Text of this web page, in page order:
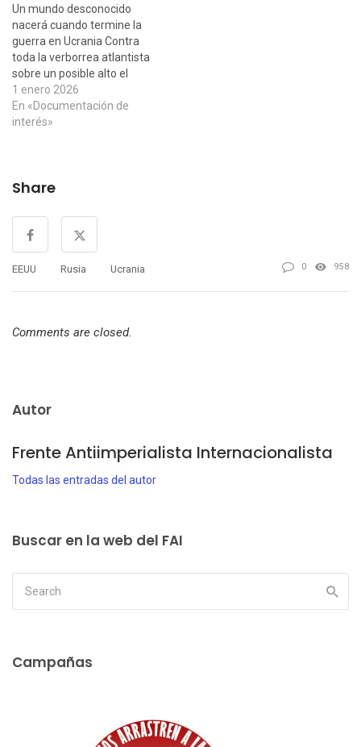
Un mundo desconocido
nacerá cuando termine la
guerra en Ucrania Contra
toda la verborrea atlantista
sobre un posible alto el
fuego auspiciado por
Trump, la realidad es que
Rusia no se va a dejar
occidente solo puede
1 enero 2026
En «Documentación de
interés»
Share
EEUU Rusia Ucrania 0 958
Comments are closed.
Autor
Frente Antiimperialista Internacionalista
Todas las entradas del autor
Buscar en la web del FAI
Campañas